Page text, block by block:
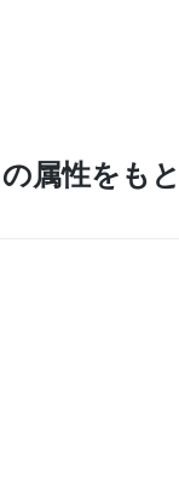
属性をも